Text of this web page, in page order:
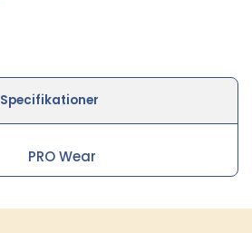
Specifikationer
PRO Wear